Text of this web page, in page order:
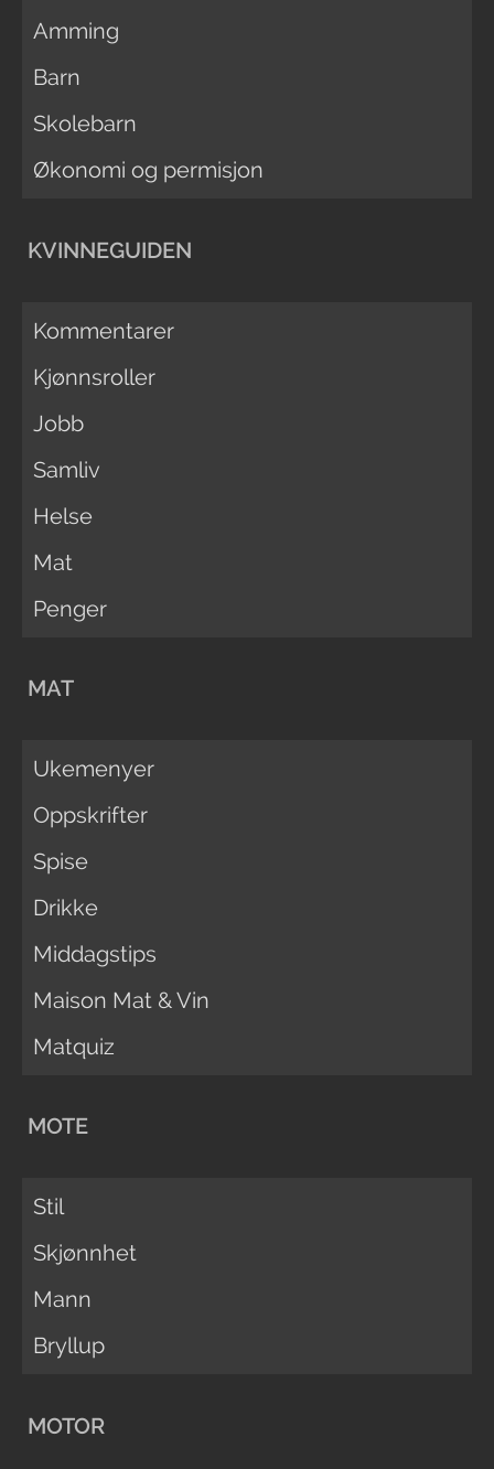
Amming
Barn
Skolebarn
Økonomi og permisjon
KVINNEGUIDEN
Kommentarer
Kjønnsroller
Jobb
Samliv
Helse
Mat
Penger
MAT
Ukemenyer
Oppskrifter
Spise
Drikke
Middagstips
Maison Mat & Vin
Matquiz
MOTE
Stil
Skjønnhet
Mann
Bryllup
MOTOR